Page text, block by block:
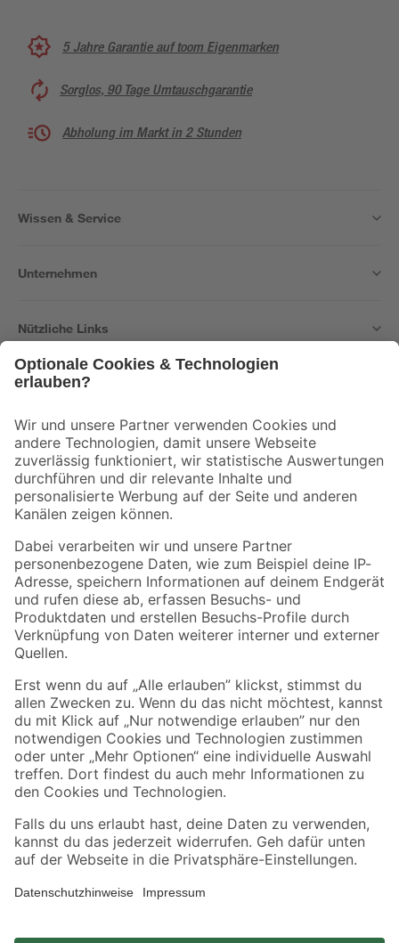
5 Jahre Garantie auf toom Eigenmarken
Sorglos, 90 Tage Umtauschgarantie
Abholung im Markt in 2 Stunden
Wissen & Service
Unternehmen
Nützliche Links
Der toom Newsletter: Keine Angebote und Aktionen mehr verpassen!
Zur Newsletter Anmeldung
Folge uns
Zahlungsarten Versandarten
Sicher einkaufen
Jetzt die toom-App herunterladen
Alle Preisangaben in EUR inkl. gesetzl. MwSt.. Die dargestellten Angebote sind unter
Umständen nicht in allen Märkten verfügbar. Die angegebenen Verfügbarkeiten beziehen
Produkte nur solange der Vorrat reicht.
*Paketversand ab 59 € versandkostenfrei, gilt nicht für Artikel mit Speditionsversand, hier